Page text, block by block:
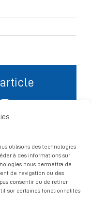
utilisons des technologies
à des informations sur
nous permettra de
de navigation ou des
consentir ou de retirer
sur certaines fonctionnalités